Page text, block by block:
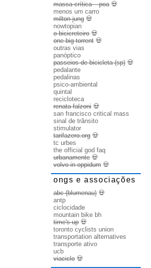
massa crítica – poa💀
menos um carro
milton jung 💀
nowtopian
o bicicreteiro 💀
one big torrent 💀
outras vias
panóptico
passeios de bicicleta (sp) 💀
pedalante
pedalinas
psico-ambiental
quintal
recicloteca
renata falzoni 💀
san francisco critical mass
sinal de trânsito
stimulator
tarifazero.org 💀
tc urbes
the official god faq
urbanamente 💀
volvo in oppidum 💀
ongs e associações
abc (blumenau) 💀
antp
ciclocidade
mountain bike bh
time's up 💀
toronto cyclists union
transportation alternatives
transporte ativo
ucb
viaciclo 💀